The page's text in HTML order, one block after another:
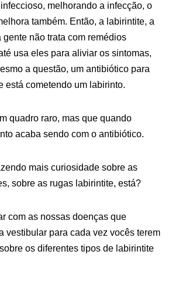
melhorando a infecção, o
também. Então, a labirintite, a
gente não trata com remédios
usa eles para aliviar os sintomas,
a questão, um antibiótico para
está cometendo um labirinto.
quadro raro, mas que quando
acaba sendo com o antibiótico.
mais curiosidade sobre as
sobre as rugas labirintite, está?
com as nossas doenças que
vestibular para cada vez vocês terem
os diferentes tipos de labirintite